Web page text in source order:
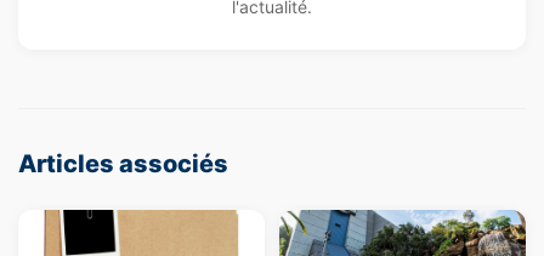
l'actualité.
Articles associés